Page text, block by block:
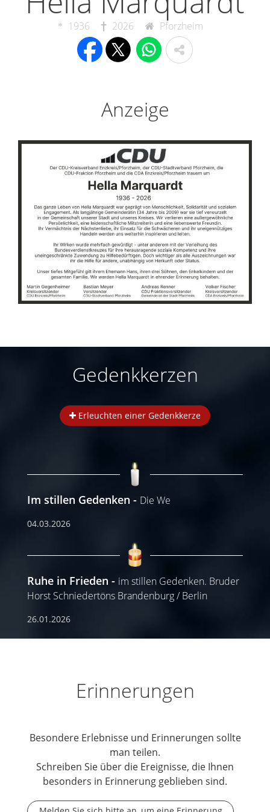
1936 2026 Pforzheim
Anzeige
Gedenkkerzen
Erleuchten einer Gedenkkerze
Im stillen Gedenken Die We
04.03.2026
Ruhe in Frieden
im stillen Gedenken. Bruder
Horst Schniedertöns Brandenburg / Berlin
26.01.2026
Erinnerungen
Besondere Erlebnisse und Erinnerungen sollte
man teilen.
Schreiben Sie über die Ereignisse, die Ihnen
besonders in Erinnerung geblieben sind.